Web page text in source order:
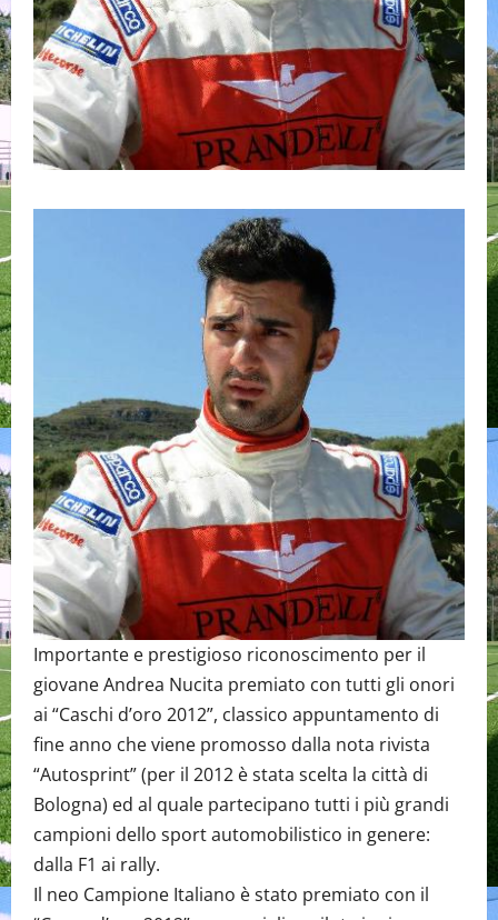
Importante e prestigioso riconoscimento per il
giovane Andrea Nucita premiato con tutti gli onori
ai “Caschi d’oro 2012”, classico appuntamento di
fine anno che viene promosso dalla nota rivista
“Autosprint” (per il 2012 è stata scelta la città di
Bologna) ed al quale partecipano tutti i più grandi
campioni dello sport automobilistico in genere:
dalla F1 ai rally.
Il neo Campione Italiano è stato premiato con il